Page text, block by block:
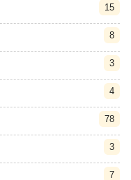
15
8
3
4
78
3
7